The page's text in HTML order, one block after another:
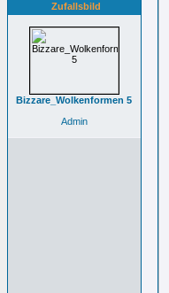
Zufallsbild
Bizzare_Wolkenformen 5
Admin